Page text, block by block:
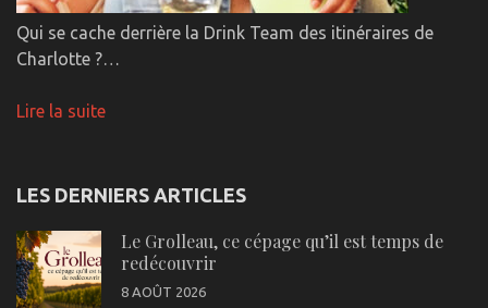
Qui se cache derrière la Drink Team des itinéraires de
Charlotte ?…
Lire la suite
LES DERNIERS ARTICLES
Le Grolleau, ce cépage qu’il est temps de
redécouvrir
8 AOÛT 2026